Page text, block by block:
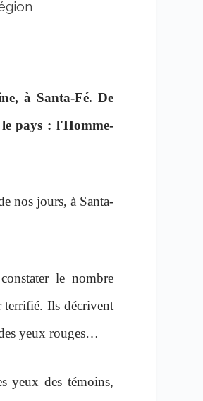
à Santa-Fé. De
pays : l'Homme-
nos jours, à Santa-
le nombre
terrifié. Ils décrivent
yeux rouges…
yeux des témoins,